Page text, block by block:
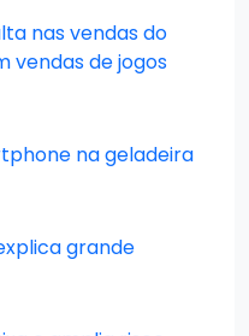
nas vendas do
vendas de jogos
na geladeira
grande